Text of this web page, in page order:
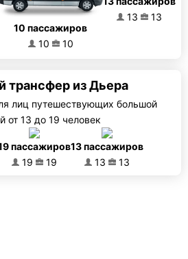
10 пассажиров
10
10
13
13
трансфер из Дьера
лиц путешествующих большой
от 13 до 19 человек
пассажиров
19
19
13 пассажиров
13
13